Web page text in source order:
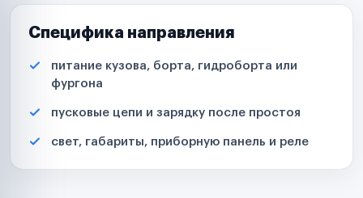
Специфика направления
питание кузова, борта, гидроборта или
фургона
пусковые цепи и зарядку после простоя
свет, габариты, приборную панель и реле